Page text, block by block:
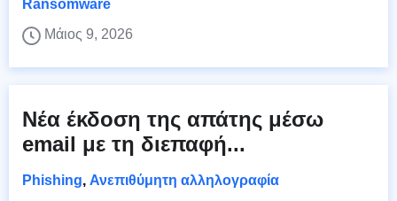
Ransomware
Μάιος 9, 2026
Νέα έκδοση της απάτης μέσω
email με τη διεπαφή...
Phishing, Ανεπιθύμητη αλληλογραφία